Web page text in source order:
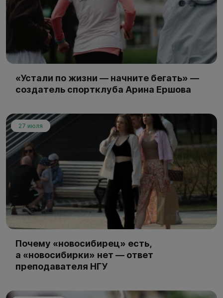
«Устали по жизни — начните бегать» —
создатель спортклуба Арина Ершова
27 июля
Почему «новосибирец» есть,
а «новосибирки» нет — ответ
преподавателя НГУ